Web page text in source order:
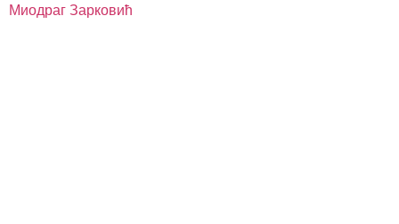
Миодраг Зарковић